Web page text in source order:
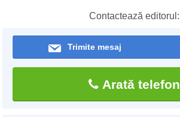
Contactează editorul:
Trimite mesaj
Arată telefon